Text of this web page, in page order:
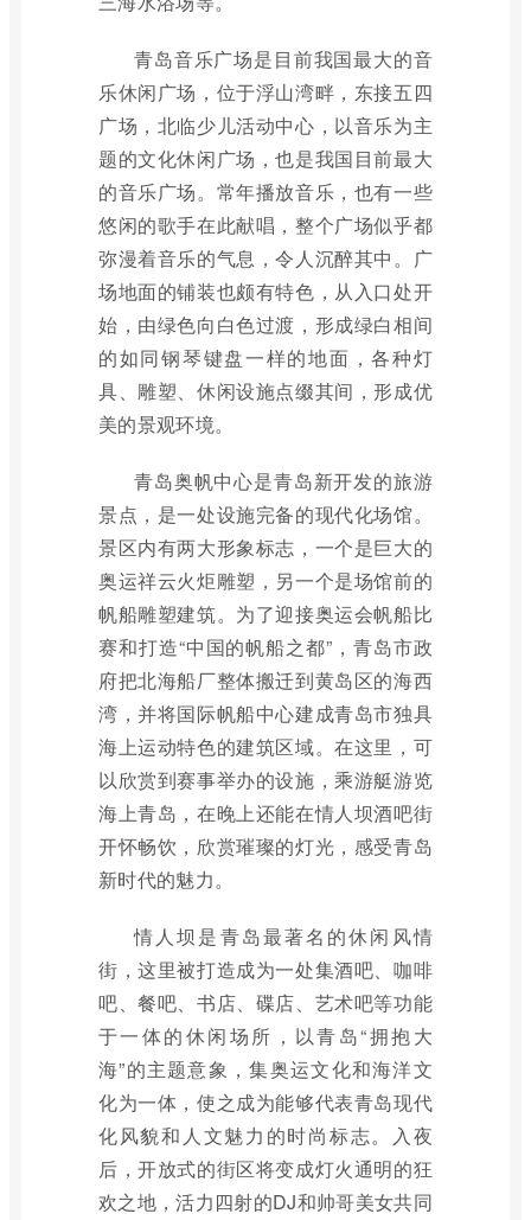
青岛音乐广场是目前我国最大的音
乐休闲广场，位于浮山湾畔，东接五四
广场，北临少儿活动中心，以音乐为主
题的文化休闲广场，也是我国目前最大
的音乐广场。常年播放音乐，也有一些
悠闲的歌手在此献唱，整个广场似乎都
弥漫着音乐的气息，令人沉醉其中。广
场地面的铺装也颇有特色，从入口处开
始，由绿色向白色过渡，形成绿白相间
的如同钢琴键盘一样的地面，各种灯
具、雕塑、休闲设施点缀其间，形成优
美的景观环境。
青岛奥帆中心是青岛新开发的旅游
景点，是一处设施完备的现代化场馆。
景区内有两大形象标志，一个是巨大的
奥运祥云火炬雕塑，另一个是场馆前的
帆船雕塑建筑。为了迎接奥运会帆船比
赛和打造“中国的帆船之都”，青岛市政
府把北海船厂整体搬迁到黄岛区的海西
湾，并将国际帆船中心建成青岛市独具
海上运动特色的建筑区域。在这里，可
以欣赏到赛事举办的设施，乘游艇游览
海上青岛，在晚上还能在情人坝酒吧街
开怀畅饮，欣赏璀璨的灯光，感受青岛
新时代的魅力。
情人坝是青岛最著名的休闲风情
街，这里被打造成为一处集酒吧、咖啡
吧、餐吧、书店、碟店、艺术吧等功能
于一体的休闲场所，以青岛“拥抱大
海”的主题意象，集奥运文化和海洋文
化为一体，使之成为能够代表青岛现代
化风貌和人文魅力的时尚标志。入夜
后，开放式的街区将变成灯火通明的狂
欢之地，活力四射的DJ和帅哥美女共同